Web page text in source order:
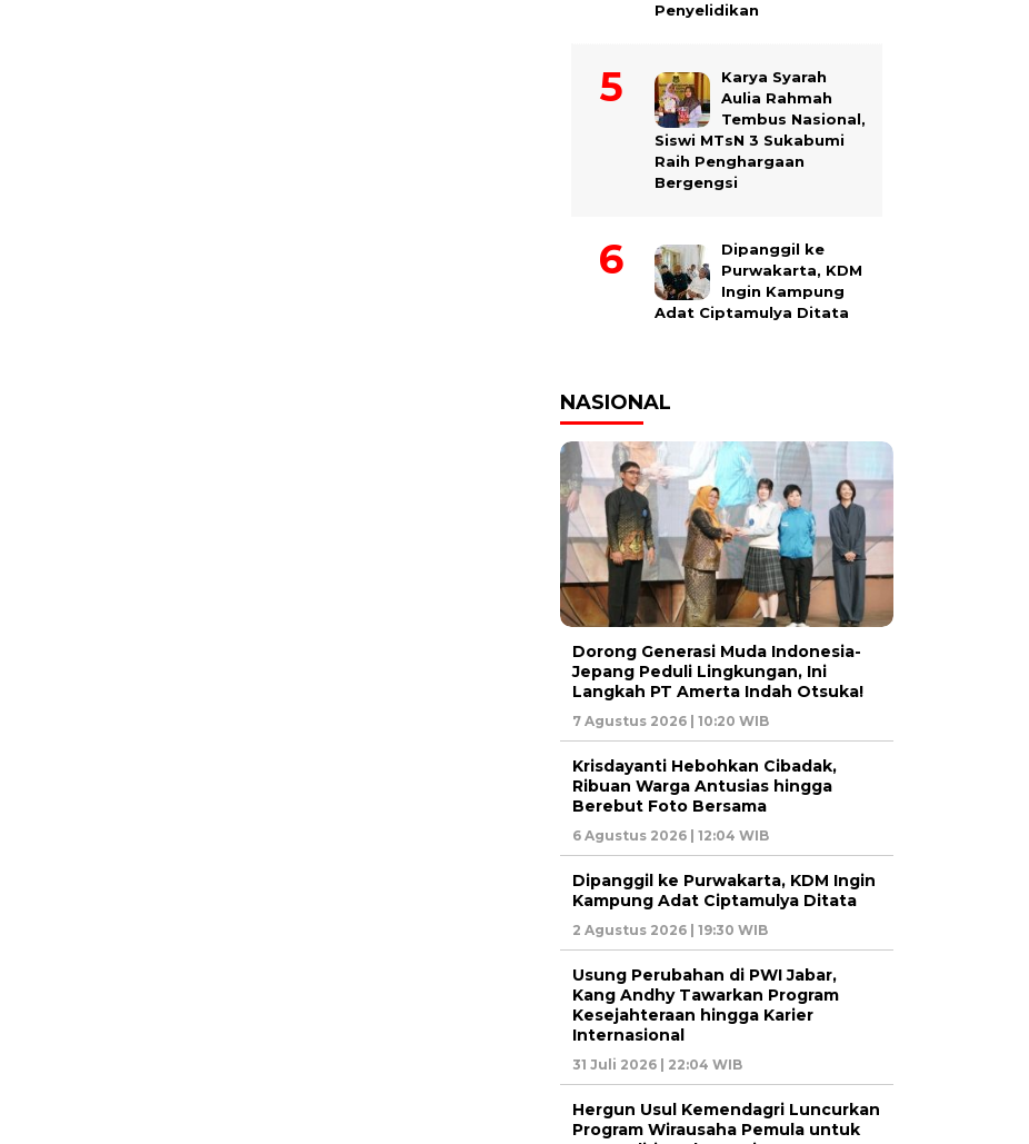
Penyelidikan
Karya Syarah
Aulia Rahmah
Tembus Nasional,
Siswi MTsN 3 Sukabumi
Raih Penghargaan
Bergengsi
Dipanggil ke
Purwakarta, KDM
Ingin Kampung
Adat Ciptamulya Ditata
NASIONAL
Dorong Generasi Muda Indonesia-
Jepang Peduli Lingkungan, Ini
Langkah PT Amerta Indah Otsuka!
7 Agustus 2026 | 10:20 WIB
Krisdayanti Hebohkan Cibadak,
Ribuan Warga Antusias hingga
Berebut Foto Bersama
6 Agustus 2026 | 12:04 WIB
Dipanggil ke Purwakarta, KDM Ingin
Kampung Adat Ciptamulya Ditata
2 Agustus 2026 | 19:30 WIB
Usung Perubahan di PWI Jabar,
Kang Andhy Tawarkan Program
Kesejahteraan hingga Karier
Internasional
31 Juli 2026 | 22:04 WIB
Hergun Usul Kemendagri Luncurkan
Program Wirausaha Pemula untuk